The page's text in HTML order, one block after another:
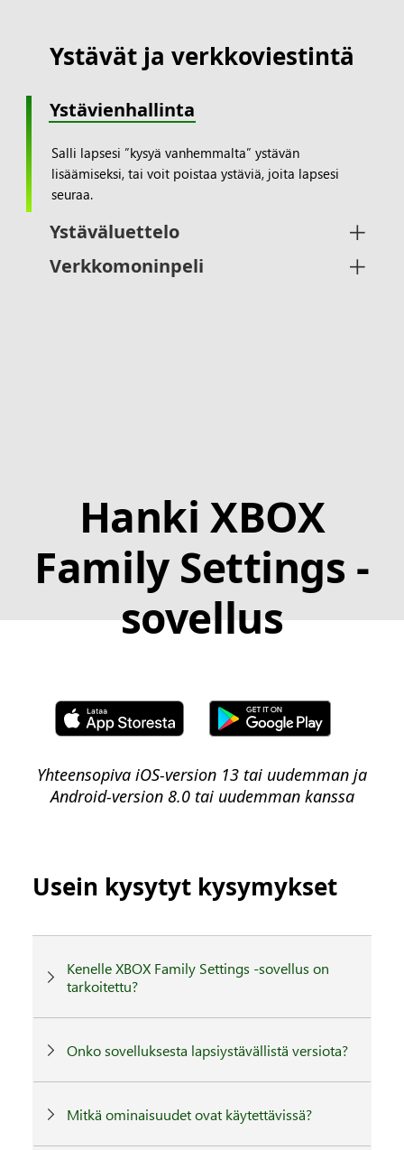
Ystävät ja verkkoviestintä
Ystävienhallinta
Ystäväluettelo
Verkkomoninpeli
Salli lapsesi ”kysyä vanhemmalta” ystävän
lisäämiseksi, tai voit poistaa ystäviä, joita lapsesi
seuraa.
Hanki XBOX
Family Settings -
sovellus
Yhteensopiva iOS-version 13 tai uudemman ja
Android-version 8.0 tai uudemman kanssa
Usein kysytyt kysymykset
Kenelle XBOX Family Settings -sovellus on
tarkoitettu?
Onko sovelluksesta lapsiystävällistä versiota?
Mitkä ominaisuudet ovat käytettävissä?